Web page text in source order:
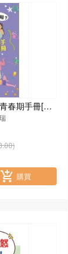
春期手冊[新
購買